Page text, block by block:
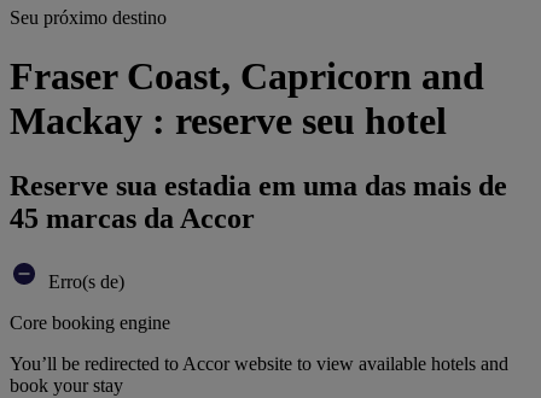
Seu próximo destino
Fraser Coast, Capricorn and
Mackay : reserve seu hotel
Reserve sua estadia em uma das mais de
45 marcas da Accor
Erro(s de)
Core booking engine
You’ll be redirected to Accor website to view available hotels and
book your stay